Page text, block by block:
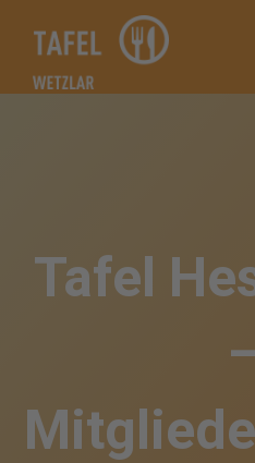
springen
Tafel